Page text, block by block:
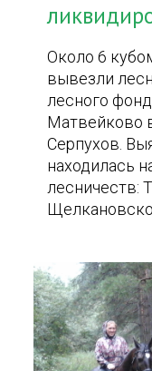
Около 6
вывезли
лесного
Матвейково
Серпухов.
находилась
лесничеств: